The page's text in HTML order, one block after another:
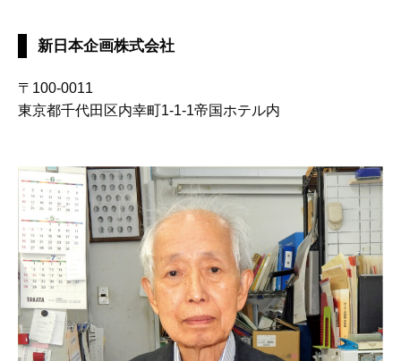
新日本企画株式会社
〒100-0011
東京都千代田区内幸町1-1-1帝国ホテル内